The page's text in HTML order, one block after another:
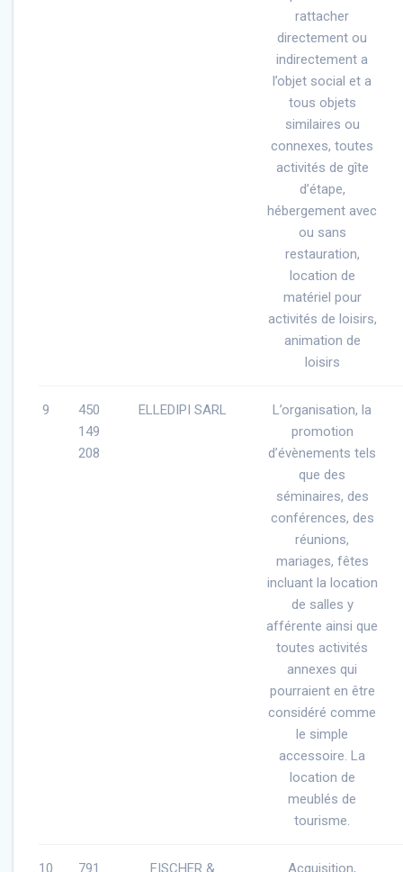
rattacher
directement ou
indirectement a
l’objet social et a
tous objets
similaires ou
connexes, toutes
activités de gîte
d’étape,
hébergement avec
ou sans
restauration,
location de
matériel pour
activités de loisirs,
animation de
loisirs
9
450
149
208
ELLEDIPI SARL
L’organisation, la
promotion
d’évènements tels
que des
séminaires, des
conférences, des
réunions,
mariages, fêtes
incluant la location
de salles y
afférente ainsi que
toutes activités
annexes qui
pourraient en être
considéré comme
le simple
accessoire. La
location de
meublés de
tourisme.
10
791
FISCHER &
Acquisition,